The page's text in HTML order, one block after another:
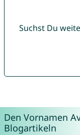
Suchst Du
Den Vornamen
Blogartikeln